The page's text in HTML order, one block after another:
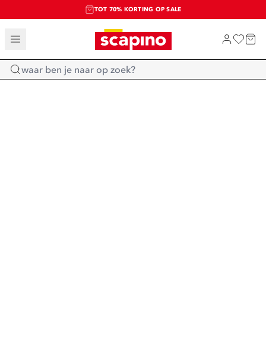
TOT 70% KORTING OP SALE
SALE: LAATSTE KANS!
SHOP NIEUW
Home